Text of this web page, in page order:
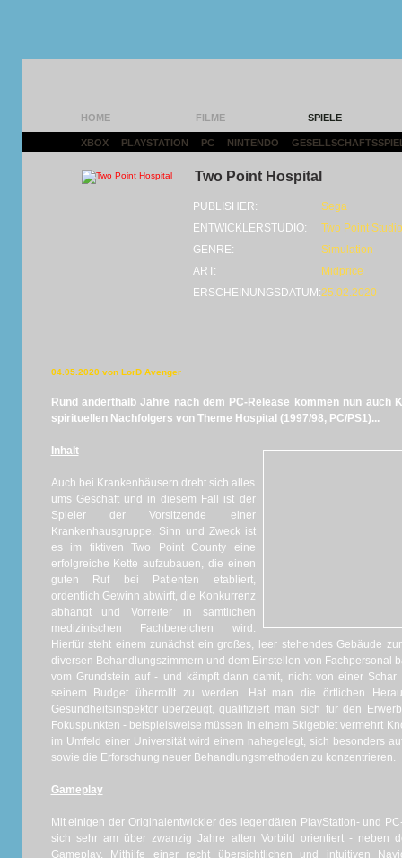
HOME FILME SPIELE
XBOX PLAYSTATION PC NINTENDO
Two Point Hospital
PUBLISHER:
Sega
ENTWICKLERSTUDIO:
Two Point
GENRE:
Simulation
ART:
Midprice
ERSCHEINUNGSDATUM:25.02.2020
04.05.2020 von LorD Avenger
Rund anderthalb Jahre nach dem PC-Release kommen nun auch
spirituellen Nachfolgers von Theme Hospital (1997/98, PC/PS1)...
Inhalt
Auch bei Krankenhäusern dreht sich alles
ums Geschäft und in diesem Fall ist der
Spieler der Vorsitzende einer
Krankenhausgruppe. Sinn und Zweck ist
es im fiktiven Two Point County eine
erfolgreiche Kette aufzubauen, die einen
guten Ruf bei Patienten etabliert,
ordentlich Gewinn abwirft, die Konkurrenz
abhängt und Vorreiter in sämtlichen
medizinischen Fachbereichen wird.
Hierfür steht einem zunächst ein großes, leer stehendes Gebäude
diversen Behandlungszimmern und dem Einstellen von Fachpersonal
vom Grundstein auf - und kämpft dann damit, nicht von einer
seinem Budget überrollt zu werden. Hat man die örtlichen
Gesundheitsinspektor überzeugt, qualifiziert man sich für den
Fokuspunkten - beispielsweise müssen in einem Skigebiet vermehrt
im Umfeld einer Universität wird einem nahegelegt, sich besonders
sowie die Erforschung neuer Behandlungsmethoden zu konzentrieren.
Gameplay
Mit einigen der Originalentwickler des legendären PlayStation- und
sich sehr am über zwanzig Jahre alten Vorbild orientiert - neben
Gameplay. Mithilfe einer recht übersichtlichen und intuitiven